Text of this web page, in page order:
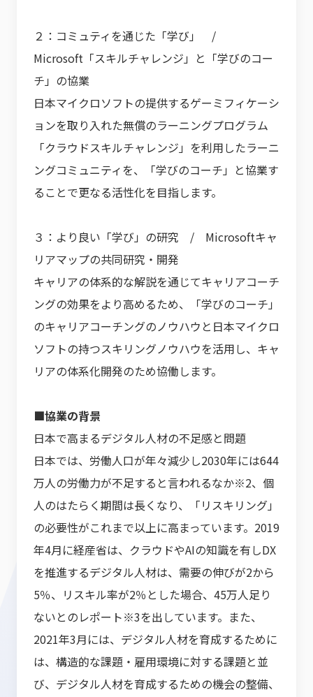
２：コミュティを通じた「学び」 /
Microsoft「スキルチャレンジ」と「学びのコー
チ」の協業
日本マイクロソフトの提供するゲーミフィケーシ
ョンを取り入れた無償のラーニングプログラム
「クラウドスキルチャレンジ」を利用したラーニ
ングコミュニティを、「学びのコーチ」と協業す
ることで更なる活性化を目指します。
３：より良い「学び」の研究 / Microsoftキャ
リアマップの共同研究・開発
キャリアの体系的な解説を通じてキャリアコーチ
ングの効果をより高めるため、「学びのコーチ」
のキャリアコーチングのノウハウと日本マイクロ
ソフトの持つスキリングノウハウを活用し、キャ
リアの体系化開発のため協働します。
■協業の背景
日本で高まるデジタル人材の不足感と問題
日本では、労働人口が年々減少し2030年には644
万人の労働力が不足すると言われるなか※2、個
人のはたらく期間は長くなり、「リスキリング」
の必要性がこれまで以上に高まっています。2019
年4月に経産省は、クラウドやAIの知識を有しDX
を推進するデジタル人材は、需要の伸びが2から
5％、リスキル率が2％とした場合、45万人足り
ないとのレポート※3を出しています。また、
2021年3月には、デジタル人材を育成するために
は、構造的な課題・雇用環境に対する課題と並
び、デジタル人材を育成するための機会の整備、